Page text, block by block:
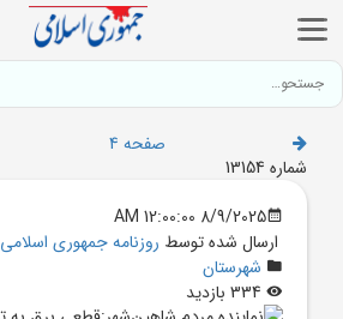
صفحه 4
شماره 13154
8/9/2025 12:00:00 AM
ارسال شده توسط روزنامه جمهوری اسلامی
شهرستان